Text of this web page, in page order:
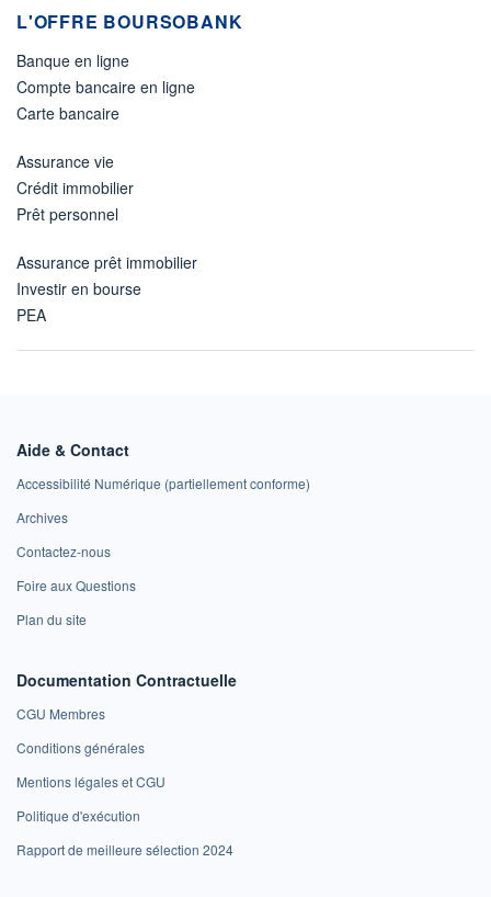
L'OFFRE BOURSOBANK
Banque en ligne
Compte bancaire en ligne
Carte bancaire
Assurance vie
Crédit immobilier
Prêt personnel
Assurance prêt immobilier
Investir en bourse
PEA
Aide & Contact
Accessibilité Numérique (partiellement conforme)
Archives
Contactez-nous
Foire aux Questions
Plan du site
Documentation Contractuelle
CGU Membres
Conditions générales
Mentions légales et CGU
Politique d'exécution
Rapport de meilleure sélection 2024